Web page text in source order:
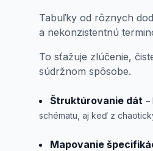
Tabuľky od rôznych
a nekonzistentnú
To sťažuje zlúčenie,
súdržnom spôsobe.
Štruktúrovanie dát –
schématu, aj keď z
Mapovanie